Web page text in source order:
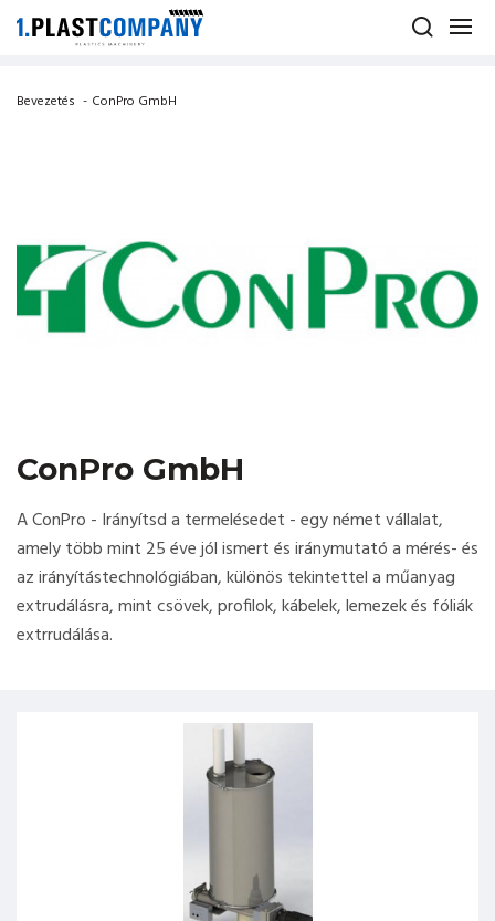
Bevezetés - ConPro GmbH
ConPro GmbH
A ConPro - Irányítsd a termelésedet - egy német vállalat,
amely több mint 25 éve jól ismert és iránymutató a mérés- és
az irányítástechnológiában, különös tekintettel a műanyag
extrudálásra, mint csövek, profilok, kábelek, lemezek és fóliák
extrrudálása.